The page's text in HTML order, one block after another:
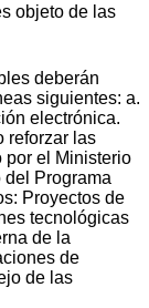
objeto de las
deberán
siguientes: a.
electrónica.
reforzar las
por el Ministerio
del Programa
Proyectos de
tecnológicas
de la
de
de las